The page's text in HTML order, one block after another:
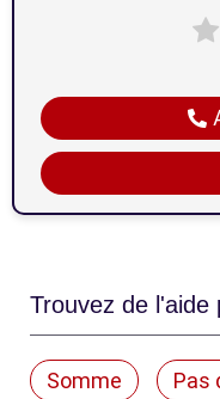
Trouvez de
Somme Pas